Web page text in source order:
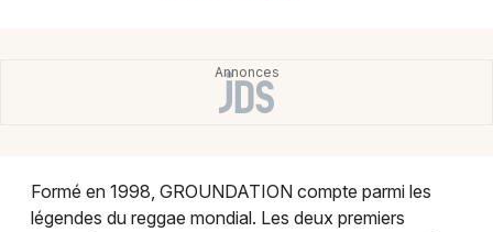
Sorties & loisirs
Formé en 1998, GROUNDATION compte parmi les
légendes du reggae mondial. Les deux premiers